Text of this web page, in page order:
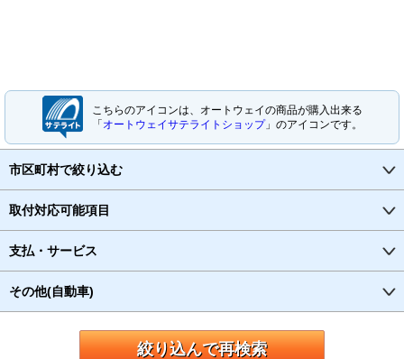
こちらのアイコンは、オートウェイの商品が購入出来る
「オートウェイサテライトショップ」のアイコンです。
市区町村で絞り込む
取付対応可能項目
支払・サービス
その他(自動車)